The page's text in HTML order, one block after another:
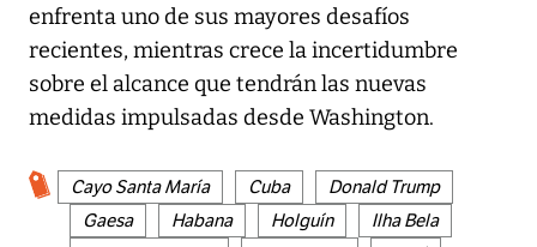
enfrenta uno de sus mayores desafíos
recientes, mientras crece la incertidumbre
sobre el alcance que tendrán las nuevas
medidas impulsadas desde Washington.
Cayo Santa María Cuba
Donald Trump
Gaesa
Habana Holguín
Ilha Bela